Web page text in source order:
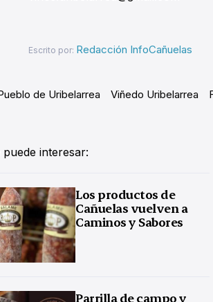
Escrito por: Redacción InfoCañuelas
de Uribelarrea Viñedo Uribelarrea
puede interesar:
Los productos de
Cañuelas vuelven a
Caminos y Sabores
Parrilla de campo y